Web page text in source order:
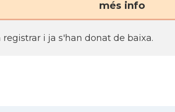
més info
registrar i ja s'han donat de baixa.